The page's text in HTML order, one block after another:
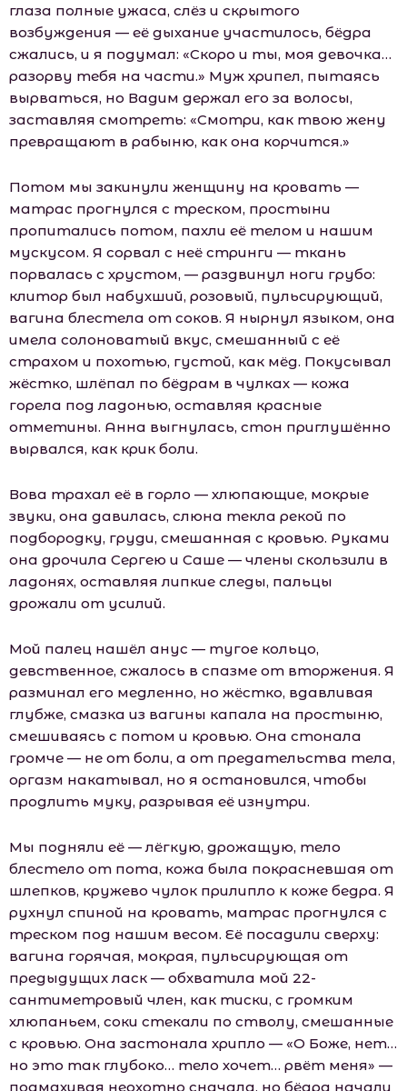
глаза полные ужаса, слёз и скрытого
возбуждения — её дыхание участилось, бёдра
сжались, и я подумал: «Скоро и ты, моя девочка…
разорву тебя на части.» Муж хрипел, пытаясь
вырваться, но Вадим держал его за волосы,
заставляя смотреть: «Смотри, как твою жену
превращают в рабыню, как она корчится.»
Потом мы закинули женщину на кровать —
матрас прогнулся с треском, простыни
пропитались потом, пахли её телом и нашим
мускусом. Я сорвал с неё стринги — ткань
порвалась с хрустом, — раздвинул ноги грубо:
клитор был набухший, розовый, пульсирующий,
вагина блестела от соков. Я нырнул языком, она
имела солоноватый вкус, смешанный с её
страхом и похотью, густой, как мёд. Покусывал
жёстко, шлёпал по бёдрам в чулках — кожа
горела под ладонью, оставляя красные
отметины. Анна выгнулась, стон приглушённо
вырвался, как крик боли.
Вова трахал её в горло — хлюпающие, мокрые
звуки, она давилась, слюна текла рекой по
подбородку, груди, смешанная с кровью. Руками
она дрочила Сергею и Саше — члены скользили в
ладонях, оставляя липкие следы, пальцы
дрожали от усилий.
Мой палец нашёл анус — тугое кольцо,
девственное, сжалось в спазме от вторжения. Я
разминал его медленно, но жёстко, вдавливая
глубже, смазка из вагины капала на простыню,
смешиваясь с потом и кровью. Она стонала
громче — не от боли, а от предательства тела,
оргазм накатывал, но я остановился, чтобы
продлить муку, разрывая её изнутри.
Мы подняли её — лёгкую, дрожащую, тело
блестело от пота, кожа была покрасневшая от
шлепков, кружево чулок прилипло к коже бедра. Я
рухнул спиной на кровать, матрас прогнулся с
треском под нашим весом. Её посадили сверху:
вагина горячая, мокрая, пульсирующая от
предыдущих ласк — обхватила мой 22-
сантиметровый член, как тиски, с громким
хлюпаньем, соки стекали по стволу, смешанные
с кровью. Она застонала хрипло — «О Боже, нет…
но это так глубоко… тело хочет… рвёт меня» —
подмахивая неохотно сначала, но бёдра начали